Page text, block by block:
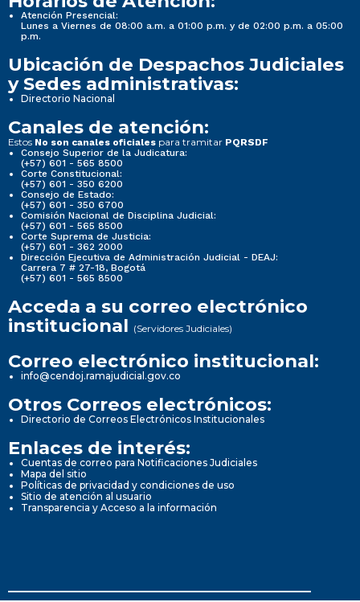
Atención Presencial:
Lunes a Viernes de 08:00 a.m. a 01:00 p.m. y de 02:00 p.m. a 05:00
p.m.
Ubicación de Despachos Judiciales
y Sedes administrativas:
Directorio Nacional
Canales de atención:
Estos No son canales oficiales para tramitar PQRSDF
Consejo Superior de la Judicatura:
(+57) 601 - 565 8500
Corte Constitucional:
(+57) 601 - 350 6200
Consejo de Estado:
(+57) 601 - 350 6700
Comisión Nacional de Disciplina Judicial:
(+57) 601 - 565 8500
Corte Suprema de Justicia:
(+57) 601 - 362 2000
Dirección Ejecutiva de Administración Judicial - DEAJ:
Carrera 7 # 27-18, Bogotá
(+57) 601 - 565 8500
Acceda a su correo electrónico
institucional (Servidores Judiciales)
Correo electrónico institucional:
info@cendoj.ramajudicial.gov.co
Otros Correos electrónicos:
Directorio de Correos Electrónicos Institucionales
Enlaces de interés:
Cuentas de correo para Notificaciones Judiciales
Mapa del sitio
Políticas de privacidad y condiciones de uso
Sitio de atención al usuario
Transparencia y Acceso a la información